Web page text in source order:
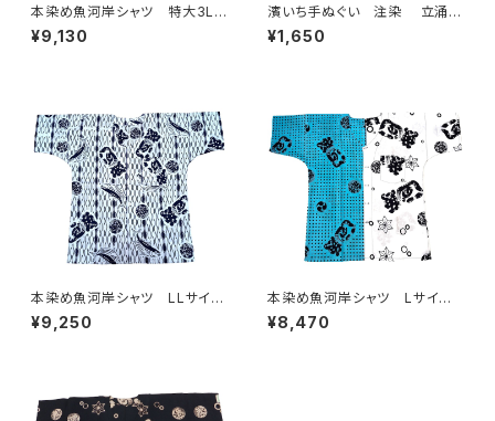
本染め魚河岸シャツ 特大3Lサ
イズ 認定証付き 木綿晒 涼
麻柄 紺×白 日本製 注染そ
¥9,130
濱いち手ぬぐい 注染 立涌カ
ツヲ 鰹 特岡 綿100％ 浴
衣生地 本染め 日本てぬぐ
¥1,650
本染め魚河岸シャツ LLサイ
ズ 認定証付き 木綿晒 立涌
カツヲ×伝統魚河岸柄 白×
津 浜通り 港町 祭り
¥9,250
本染め魚河岸シャツ Lサイ
ズ 認定証付き 木綿晒 日本
製 伝統豆絞り柄×涼麻柄 水
¥8,470